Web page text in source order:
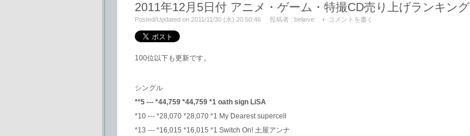
2011年12月5日付 アニメ・ゲーム・特撮CD売り上げランキング
Posted/Updated on 2011/11/30 (水) 20:50:46 投稿者 : believe コメントを書く
100位以下も更新です。
シングル
**5 --- *44,759 *44,759 *1 oath sign LiSA
*10 --- *28,070 *28,070 *1 My Dearest supercell
*13 --- *16,015 *16,015 *1 Switch On! 土屋アンナ